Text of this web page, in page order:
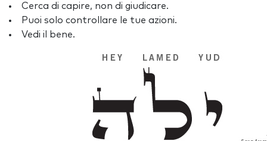
Cerca di capire, non di giudicare.
Puoi solo controllare le tue azioni.
Vedi il bene.